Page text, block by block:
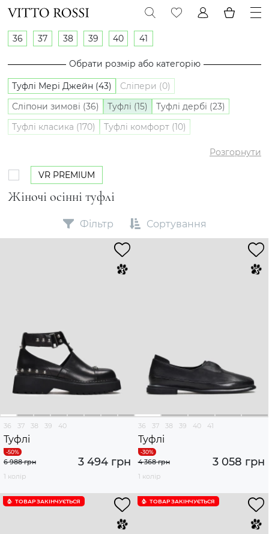
Жіночі осінні туфлі
36 37 38 39 40 41
Обрати розмір або категорію
Туфлі Мері Джейн (43)
Сліпери (0)
Сліпони зимові (36)
Туфлі (15)
Туфлі дербі (23)
Туфлі класика (170)
Туфлі комфорт (10)
Сліпони (8)
Розгорнути
VR PREMIUM
Фільтр Сортування
36 37 38 39 40
Туфлі
3 494 грн
6 988 грн
1 колір
36 37 38 39 40 41
Туфлі
3 058 грн
4 368 грн
1 колір
ТОВАР ЗАКІНЧУЄTЬСЯ ТОВАР ЗАКІНЧУЄTЬСЯ